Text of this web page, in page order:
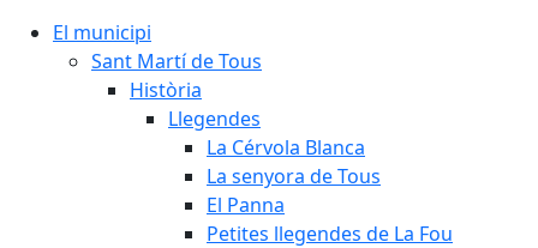
El municipi
Sant Martí de Tous
Història
Llegendes
La Cérvola Blanca
La senyora de Tous
El Panna
Petites llegendes de La Fou